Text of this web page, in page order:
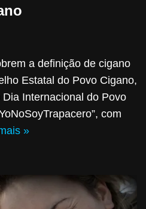
a definição de cigano
Estatal do Povo Cigano,
Internacional do Povo
com
»